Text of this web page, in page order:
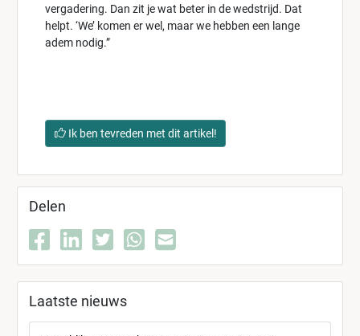
vergadering. Dan zit je wat beter in de wedstrijd. Dat
helpt. ‘We’ komen er wel, maar we hebben een lange
adem nodig.”
Ik ben tevreden met dit artikel!
Delen
Laatste nieuws